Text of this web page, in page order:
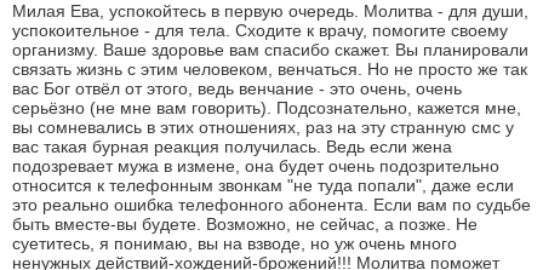
Милая Ева, успокойтесь в первую очередь. Молитва - для души,
успокоительное - для тела. Сходите к врачу, помогите своему
организму. Ваше здоровье вам спасибо скажет. Вы планировали
связать жизнь с этим человеком, венчаться. Но не просто же так
вас Бог отвёл от этого, ведь венчание - это очень, очень
серьёзно (не мне вам говорить). Подсознательно, кажется мне,
вы сомневались в этих отношениях, раз на эту странную смс у
вас такая бурная реакция получилась. Ведь если жена
подозревает мужа в измене, она будет очень подозрительно
относится к телефонным звонкам "не туда попали", даже если
это реально ошибка телефонного абонента. Если вам по судьбе
быть вместе-вы будете. Возможно, не сейчас, а позже. Не
суетитесь, я понимаю, вы на взводе, но уж очень много
ненужных действий-хождений-брожений!!! Молитва поможет